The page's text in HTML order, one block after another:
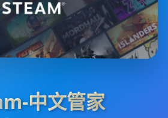
中文管家